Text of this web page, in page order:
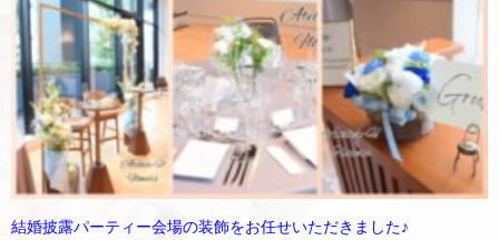
結婚披露パーティー会場の装飾をお任せいただきました♪